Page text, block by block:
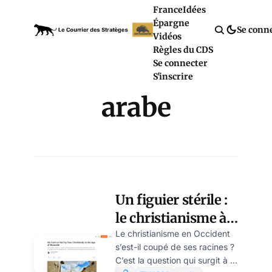
FranceIdées
Épargne
Vidéos
Règles du CDS
Se connecter
S'inscrire
Se
arabe
Un figuier stérile :
le christianisme à
l’ère du génocide,
par Myriam
Le christianisme en Occident
s’est-il coupé de ses racines ?
C’est la question qui surgit à la